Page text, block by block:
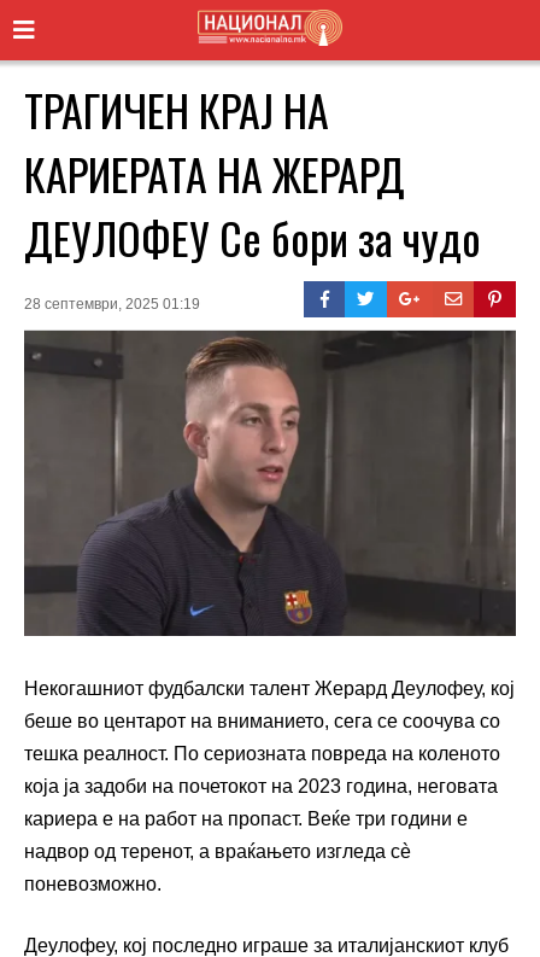
ТРАГИЧЕН КРАЈ НА
КАРИЕРАТА НА ЖЕРАРД
ДЕУЛОФЕУ Се бори за чудо
28 септември, 2025 01:19
Некогашниот фудбалски талент Жерард Деулофеу, кој
беше во центарот на вниманието, сега се соочува со
тешка реалност. По сериозната повреда на коленото
која ја задоби на почетокот на 2023 година, неговата
кариера е на работ на пропаст. Веќе три години е
надвор од теренот, а враќањето изгледа сè
поневозможно.
Деулофеу, кој последно играше за италијанскиот клуб